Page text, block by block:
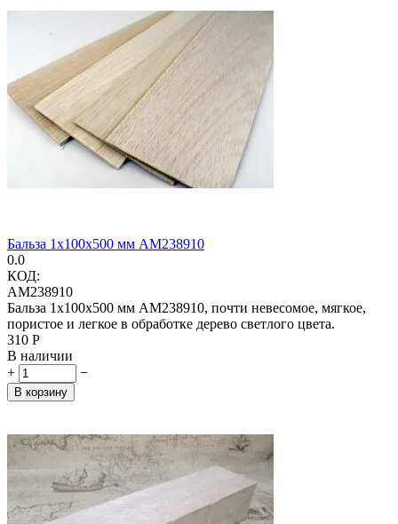
Бальза 1х100х500 мм AM238910
0.0
КОД:
AM238910
Бальза 1x100x500 мм AM238910, почти невесомое, мягкое,
пористое и легкое в обработке дерево светлого цвета.
‍310‍ Р
В наличии
+
−
В корзину